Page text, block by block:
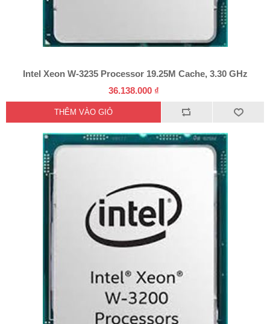
Intel Xeon W-3235 Processor 19.25M Cache, 3.30 GHz
36.138.000 ₫